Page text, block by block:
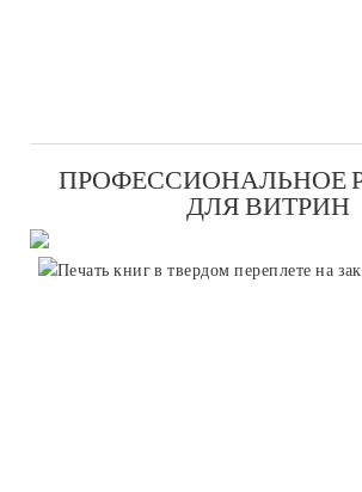
ПРОФЕССИОНАЛЬНОЕ
ДЛЯ ВИТРИН